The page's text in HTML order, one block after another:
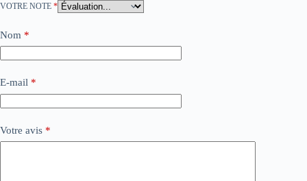
VOTRE NOTE *
Nom *
E-mail *
Votre avis *